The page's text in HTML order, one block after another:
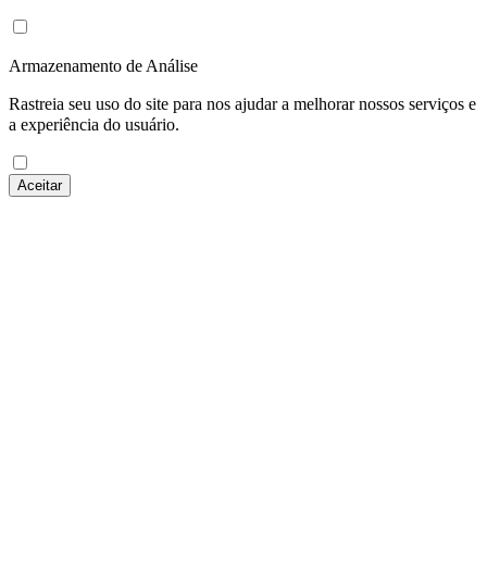
Armazenamento de Análise
Rastreia seu uso do site para nos ajudar a melhorar nossos serviços e
a experiência do usuário.
Aceitar